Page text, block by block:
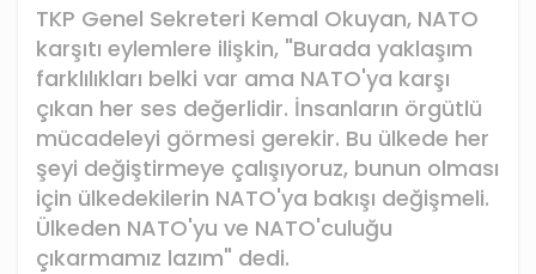
TKP Genel Sekreteri Kemal Okuyan, NATO
karşıtı eylemlere ilişkin, "Burada yaklaşım
farklılıkları belki var ama NATO'ya karşı
çıkan her ses değerlidir. İnsanların örgütlü
mücadeleyi görmesi gerekir. Bu ülkede her
şeyi değiştirmeye çalışıyoruz, bunun olması
için ülkedekilerin NATO'ya bakışı değişmeli.
Ülkeden NATO'yu ve NATO'culuğu
çıkarmamız lazım" dedi.